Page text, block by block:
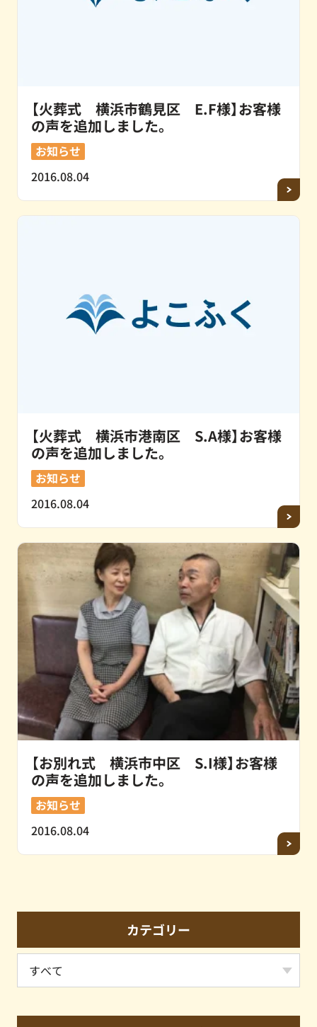
【火葬式 横浜市鶴見区 E.F様】お客様
の声を追加しました。
お知らせ
2016.08.04
【火葬式 横浜市港南区 S.A様】お客様
の声を追加しました。
お知らせ
2016.08.04
【お別れ式 横浜市中区 S.I様】お客様
の声を追加しました。
お知らせ
2016.08.04
カテゴリー